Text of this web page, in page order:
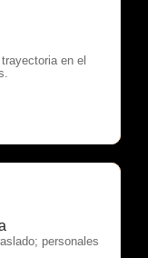
en el
personales